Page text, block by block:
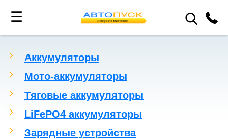
☰
Аккумуляторы
Мото-аккумуляторы
Тяговые аккумуляторы
LiFePO4 аккумуляторы
Зарядные устройства